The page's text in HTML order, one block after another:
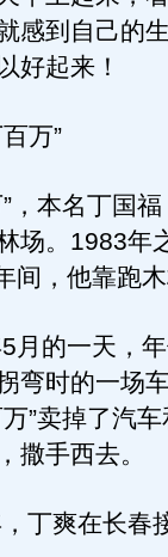
感到自己的
好起来！
万”
本名丁国福
场。1983年
间，他靠跑
的一天，年
弯时的一场
”卖掉了汽
撒手西去。
爽在长春